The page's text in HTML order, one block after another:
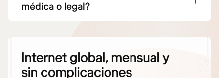
médica o legal?